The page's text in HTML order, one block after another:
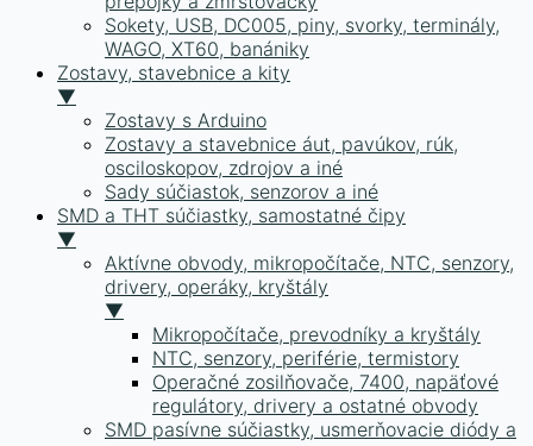
Sokety, USB, DC005, piny, svorky, terminály,
WAGO, XT60, banániky
Zostavy, stavebnice a kity
▼
Zostavy s Arduino
Zostavy a stavebnice áut, pavúkov, rúk,
osciloskopov, zdrojov a iné
Sady súčiastok, senzorov a iné
SMD a THT súčiastky, samostatné čipy
▼
Aktívne obvody, mikropočítače, NTC, senzory,
drivery, operáky, kryštály
▼
Mikropočítače, prevodníky a kryštály
NTC, senzory, periférie, termistory
Operačné zosilňovače, 7400, napäťové
regulátory, drivery a ostatné obvody
SMD pasívne súčiastky, usmerňovacie diódy a